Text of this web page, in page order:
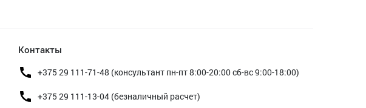
Контакты
+375 29 111-71-48 (консультант пн-пт 8:00-20:00 сб-вс 9:00-18:00)
+375 29 111-13-04 (безналичный расчет)